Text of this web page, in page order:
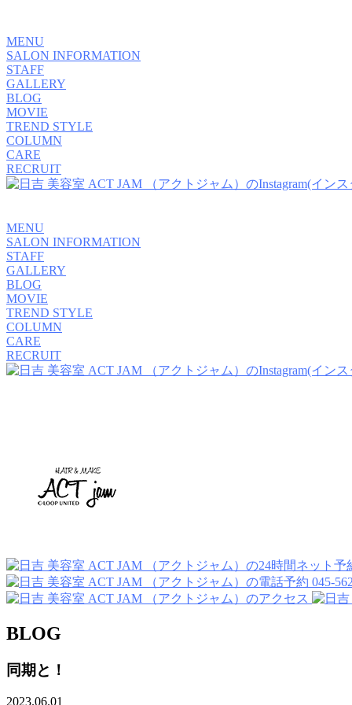
MENU
SALON INFORMATION
STAFF
GALLERY
BLOG
MOVIE
TREND STYLE
COLUMN
CARE
RECRUIT
MENU
SALON INFORMATION
STAFF
GALLERY
BLOG
MOVIE
TREND STYLE
COLUMN
CARE
RECRUIT
045-
BLOG
同期と！
2023.06.01